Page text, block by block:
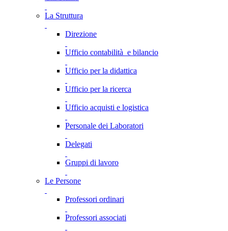
La Struttura
Direzione
Ufficio contabilità e bilancio
Ufficio per la didattica
Ufficio per la ricerca
Ufficio acquisti e logistica
Personale dei Laboratori
Delegati
Gruppi di lavoro
Le Persone
Professori ordinari
Professori associati